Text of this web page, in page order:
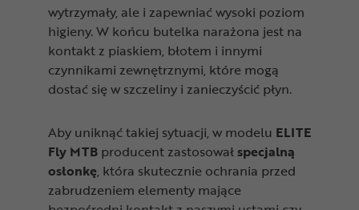
wytrzymały, ale i zapewniać wysoki poziom
higieny. W końcu butelka narażona jest na
kontakt z piaskiem, błotem i innymi
czynnikami zewnętrznymi, które mogą
dostać się w szczeliny i zanieczyścić płyn.
Aby uniknąć takiej sytuacji, w modelu ELITE
Fly MTB producent zastosowałspecjalną
osłonkę, która skutecznie ochrania przed
zabrudzeniem elementy mające